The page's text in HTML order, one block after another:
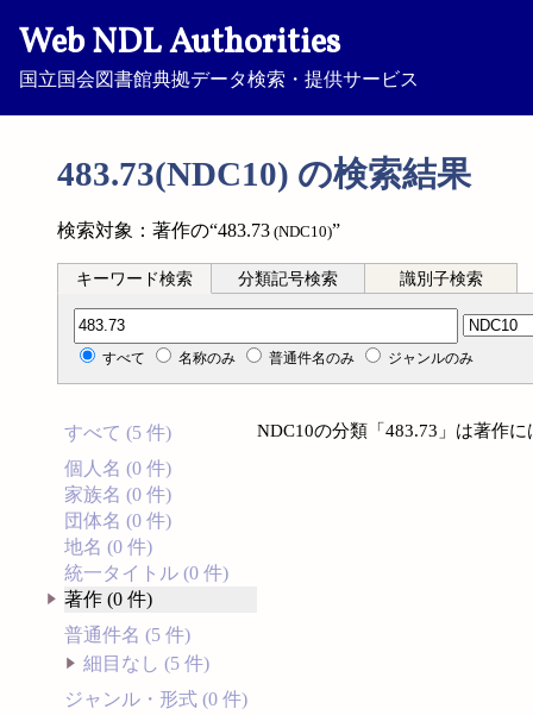
Web NDL Authorities
国立国会図書館典拠データ検索・提供サービス
483.73(NDC10) の検索結果
検索対象：著作の“483.73 (NDC10)”
キーワード検索 分類記号検索 識別子検索
分類記号検索
すべて 名称のみ 普通件名のみ ジャンルのみ
すべて (5 件)
個人名 (0 件)
家族名 (0 件)
団体名 (0 件)
地名 (0 件)
統一タイトル (0 件)
著作 (0 件)
普通件名 (5 件)
細目なし (5 件)
ジャンル・形式 (0 件)
NDC10の分類「483.73」は著作